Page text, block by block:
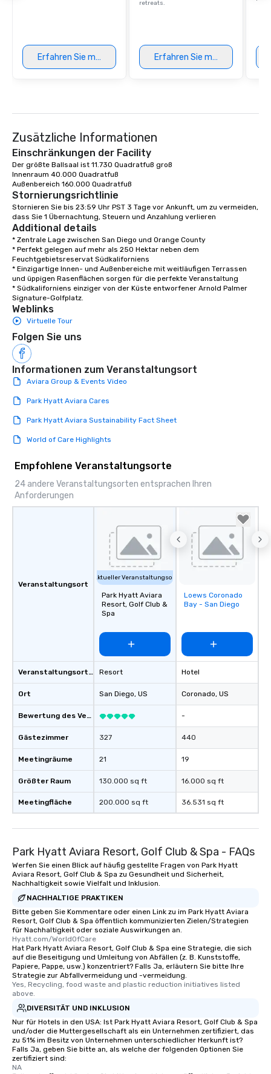
Erfahren Sie mehr
retreats.
Erfahren Sie mehr
Zusätzliche Informationen
Einschränkungen der Facility
Der größte Ballsaal ist 11.730 Quadratfuß groß
Innenraum 40.000 Quadratfuß
Außenbereich 160.000 Quadratfuß
Stornierungsrichtlinie
Stornieren Sie bis 23:59 Uhr PST 3 Tage vor Ankunft, um zu vermeiden,
dass Sie 1 Übernachtung, Steuern und Anzahlung verlieren
Additional details
* Zentrale Lage zwischen San Diego und Orange County
* Perfekt gelegen auf mehr als 250 Hektar neben dem
Feuchtgebietsreservat Südkaliforniens
* Einzigartige Innen- und Außenbereiche mit weitläufigen Terrassen
und üppigen Rasenflächen sorgen für die perfekte Veranstaltung
* Südkaliforniens einziger von der Küste entworfener Arnold Palmer
Signature-Golfplatz.
Weblinks
Virtuelle Tour
Folgen Sie uns
Informationen zum Veranstaltungsort
Aviara Group & Events Video
Park Hyatt Aviara Cares
Park Hyatt Aviara Sustainability Fact Sheet
World of Care Highlights
Empfohlene Veranstaltungsorte
24 andere Veranstaltungsorten entsprachen Ihren
Anforderungen
Veranstaltungsort
Veranstaltungsortstyp
Ort
Bewertung des Veranstaltungsortes
Gästezimmer
Meetingräume
Größter Raum
Meetingfläche
Aktueller Veranstaltungsort
Park Hyatt Aviara
Resort, Golf Club &
Spa
Resort
San Diego, US
327
21
130.000 sq ft
200.000 sq ft
Removed from
favorites
Loews Coronado
Bay - San Diego
Hotel
Coronado, US
-
440
19
16.000 sq ft
36.531 sq ft
Park Hyatt Aviara Resort, Golf Club & Spa - FAQs
Werfen Sie einen Blick auf häufig gestellte Fragen von Park Hyatt
Aviara Resort, Golf Club & Spa zu Gesundheit und Sicherheit,
Nachhaltigkeit sowie Vielfalt und Inklusion.
NACHHALTIGE PRAKTIKEN
Bitte geben Sie Kommentare oder einen Link zu im Park Hyatt Aviara
Resort, Golf Club & Spa öffentlich kommunizierten Zielen/Strategien
für Nachhaltigkeit oder soziale Auswirkungen an.
Hyatt.com/WorldOfCare
Hat Park Hyatt Aviara Resort, Golf Club & Spa eine Strategie, die sich
auf die Beseitigung und Umleitung von Abfällen (z. B. Kunststoffe,
Papiere, Pappe, usw.) konzentriert? Falls Ja, erläutern Sie bitte Ihre
Strategie zur Abfallvermeidung und -vermeidung.
Yes, Recycling, food waste and plastic reduction initiatives listed
above.
DIVERSITÄT UND INKLUSION
Nur für Hotels in den USA: Ist Park Hyatt Aviara Resort, Golf Club & Spa
und/oder die Muttergesellschaft als ein Unternehmen zertifiziert, das
zu 51% im Besitz von Unternehmen unterschiedlicher Herkunft ist?
Falls Ja, geben Sie bitte an, als welche der folgenden Optionen Sie
zertifiziert sind:
NA